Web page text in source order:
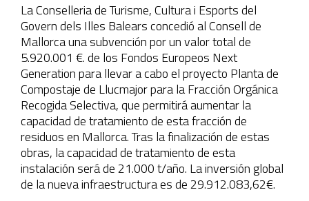
La Conselleria de Turisme, Cultura i Esports del
Govern dels Illes Balears concedió al Consell de
Mallorca una subvención por un valor total de
5.920.001 €. de los Fondos Europeos Next
Generation para llevar a cabo el proyecto Planta de
Compostaje de Llucmajor para la Fracción Orgánica
Recogida Selectiva, que permitirá aumentar la
capacidad de tratamiento de esta fracción de
residuos en Mallorca. Tras la finalización de estas
obras, la capacidad de tratamiento de esta
instalación será de 21.000 t/año. La inversión global
de la nueva infraestructura es de 29.912.083,62€.